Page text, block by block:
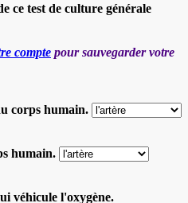
ce test de culture générale
compte pour sauvegarder votre
corps humain.
humain.
véhicule l'oxygène.